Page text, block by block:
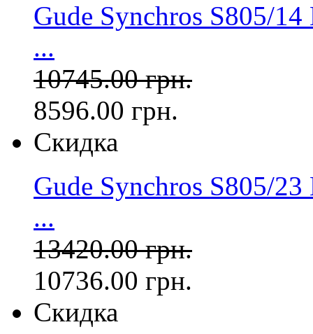
Gude Synchros S805/
...
10745.00 грн.
8596.00 грн.
Скидка
Gude Synchros S805/
...
13420.00 грн.
10736.00 грн.
Скидка